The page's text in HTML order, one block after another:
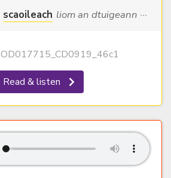
scaoileach liom an dtuigeann ···
OD017715_CD0919_46c1
Read & listen